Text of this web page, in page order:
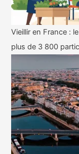
Vieillir en France :
plus de 3 800